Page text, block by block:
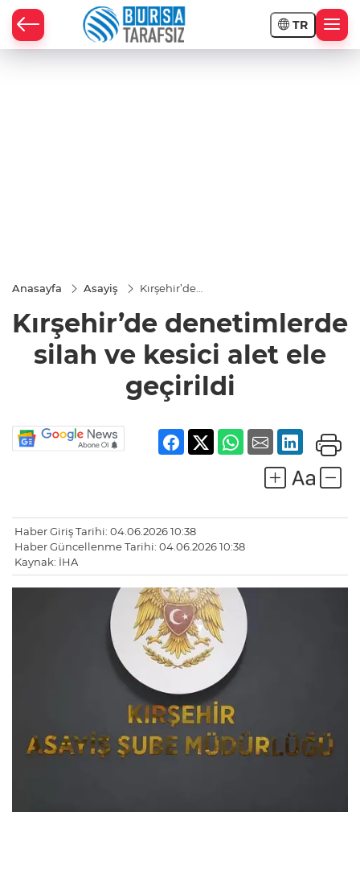
TR
Anasayfa Asayiş
Kırşehir’de
silah ve kesici
alet ele
Kırşehir’de denetimlerde
silah ve kesici alet ele
geçirildi
Haber Giriş Tarihi: 04.06.2026 10:38
Haber Güncellenme Tarihi: 04.06.2026 10:38
Kaynak: İHA